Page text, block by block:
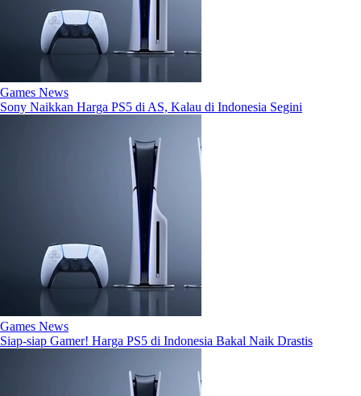
Games News
Sony Naikkan Harga PS5 di AS, Kalau di Indonesia Segini
Games News
Siap-siap Gamer! Harga PS5 di Indonesia Bakal Naik Drastis